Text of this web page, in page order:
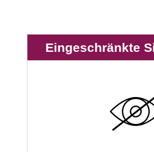
Eingeschränkte